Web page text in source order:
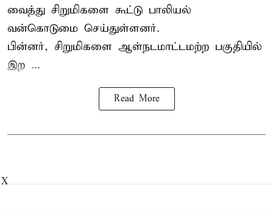
வைத்து சிறுமிகளை கூட்டு பாலியல்
வன்கொடுமை செய்துள்ளனர்.
பின்னர், சிறுமிகளை ஆள்நடமாட்டமற்ற பகுதியில்
இற ...
Read More
X